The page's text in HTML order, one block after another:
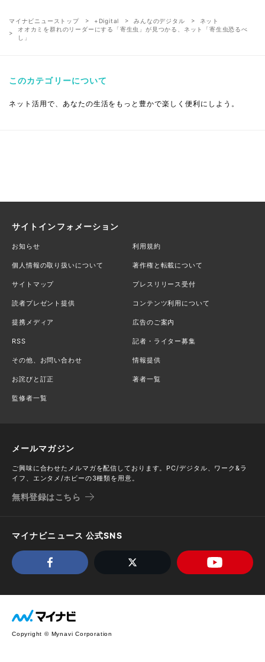
マイナビニューストップ +Digital みんなのデジタル
ネット
オオカミを群れのリーダーにする「寄生虫」が見つかる、ネット「寄生虫恐るべ
し」
このカテゴリーについて
ネット活用で、あなたの生活をもっと豊かで楽しく便利にしよう。
サイトインフォメーション
お知らせ 利用規約
個人情報の取り扱いについて 著作権と転載について
サイトマップ プレスリリース受付
読者プレゼント提供 コンテンツ利用について
提携メディア 広告のご案内
RSS 記者・ライター募集
その他、お問い合わせ 情報提供
お詫びと訂正 著者一覧
監修者一覧
メールマガジン
ご興味に合わせたメルマガを配信しております。PC/デジタル、ワーク&ラ
イフ、エンタメ/ホビーの3種類を用意。
無料登録はこちら
マイナビニュース 公式SNS
Copyright © Mynavi Corporation